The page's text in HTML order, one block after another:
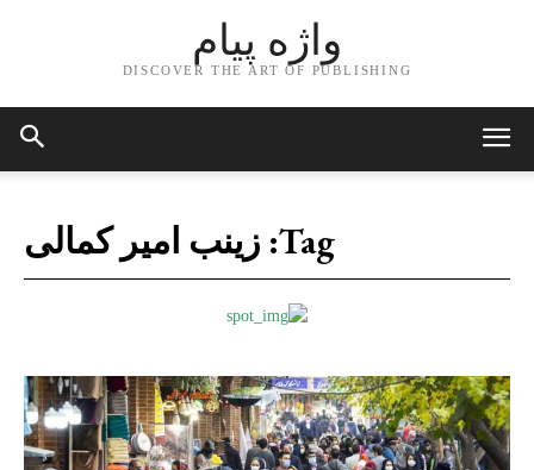
واژه پیام
DISCOVER THE ART OF PUBLISHING
Tag: زینب امیر کمالی